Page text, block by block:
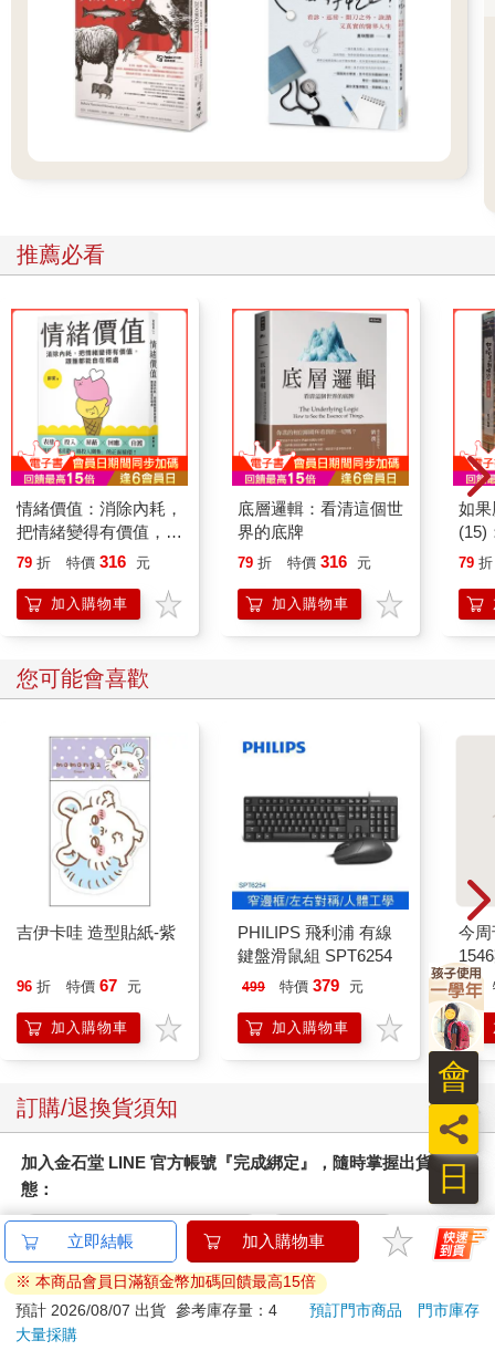
到他時先大聲說出自己的語詞，再寫下來。將字詞分散寫在海報
紙各處，不要讓它們擠在同一個地方或變成條列型清單。等每個
人都寫了自己的語詞之後，把小組的所有麥克筆收齊，交給下一
桌，讓每個小組用新顏色的筆開始下一輪。
加註語詞。一次一人，每位組員都在別人的語詞上加註語
詞。新增的部分可以是他看到那個語詞時聯想到的另一個語詞，
或者，也可以增補那個語詞，將它變成片語。這裡未必要是一對
一的相對回應，意思是，可以兩個人對同一個語詞加註，而有些
的，所以請學生將他們新增的語詞寫在原來語詞的上面、下面或
兩側，但不要畫任何線條。等每個人都寫了自己的語詞之後，把
小組的所有麥克筆收齊，交給下一桌，讓每個小組用新顏色的筆
開始下一輪。
5.建立連結。指導每個小組討論他們在海報紙上看到的想法有
何連結。找出一些連結後，應該要有一位組員畫線連起相關想
法，並在線條上寫出它們的連結關係是什麼。因為這是團體討論
的過程，所以在此階段，並不是每個人都要以書寫方式貢獻想
法。等到組員們看起來像是已經寫完所有他們能想到的連結之
後，把小組的麥克筆收齊，交給下一桌，讓每個小組用新顏色的
筆開始下一輪。
6.寫下一個問題。一次一人，每位組員根據截至目前為止的探
討，記下關於原來主題的一個問題。寫下的問題不需要跟海報紙
上的語詞連在一起，只要寫在空白處即可。學生可以先大聲說出
自己的問題，再寫下來。
7.寫出一個定義。發給每位學生一張便利貼。指導學生根據小
組的探討，寫出他們目前對於這個主題╱想法╱概念的定義。鼓
勵學生運用他們小組討論裡出現的想法，要強調這是展現他們個
人理解的定義，而非字典的定義。等到小組裡每個人都寫出自己
分享思考。進行畫廊漫步，要求學生注意尋找自己這組和其
他小組的異同。另一個作法是，你可以要求學生聚焦在例程的一
個面向，例如：學生提出的語詞，找找看有沒有任何想在其他小
組的海報上新增的連結關係，或他們覺得最有趣的問題。全班一
起匯報大家注意到的重點。
．運用與變化．
園景小學的老師亞歷珊卓．桑琪絲發現，可以由老師扮演書記，
跟整班年幼的孩子一起進行「創造意義」例程。她細述：「說閒
話（gossip）的問題慢慢在我班上滋長，有天下課時，它爆發
了。我找了一篇可以跟學生共同閱讀的文本，好讓每個人的理解
一致。然後，我請全班學生坐在地毯上，告訴他們，我覺得有一
項思考例程可以幫我們更理解說閒話的概念。」她用藍色麥克筆
將單一語詞記錄下來：壞，謠言，散播，難過，不友善……等等
（圖3.5）。一旦感覺班上學生好像已經想不出新語詞時，亞歷珊
卓便邀請學生在眼前紙上已有的語詞之下增加新語詞，然後她以
粉紅色麥克筆記錄。當全班學生繼續探索連結時，亞歷珊卓對學
生的投入度印象深刻。「他們非常認真看待此事。」她說。學生
的問題顯示他們關心如何停止這種行為。到了最後一個步驟，亞
歷珊卓請學生回到座位，寫下他們自己對於說閒話的定義，然後
她將每一個定義大聲讀出來。亞歷珊卓為這段關於說閒話及其影
響的對話作了結論。「我感覺到，學生真的很感激我花時間幫他
們更深入了解他們的問題，並幫他們建立解決這些問題的能
力。」她回想道。
羅徹斯特高中的特教老師雷妮．卡瓦拉和依瑞卡．盧斯基教導的
推薦必看
情緒價值：消除內耗，
把情緒變得有價值，跟
誰都能自在相處
79 折 特價 316 元
加入購物車
底層邏輯：看清這個世
界的底牌
79 折 特價 316 元
加入購物車
如
(15)
貓
79 折
您可能會喜歡
吉伊卡哇 造型貼紙-紫
96 折 特價 67 元
加入購物車
PHILIPS 飛利浦 有線
鍵盤滑鼠組 SPT6254
499 特價 379 元
加入購物車
今周
99
訂購/退換貨須知
加入金石堂 LINE 官方帳號『完成綁定』，隨時掌握出貨動
態：
提醒您！！
立即結帳 加入購物車
※ 本商品會員日滿額金幣加碼回饋最高15倍
預計 2026/08/07 出貨 參考庫存量：4 預訂門市商品
門市庫存
大量採購
日
員
會